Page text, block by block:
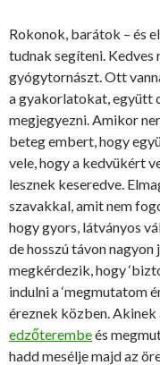
Rokonok, barátok – és
tudnak segíteni. Kedves
gyógytornászt. Ott
a gyakorlatokat, együtt
megjegyezni. Amikor
beteg embert, hogy
vele, hogy a kedvükért
lesznek keseredve.
szavakkal, amit nem
hogy gyors, látványos
de hosszú távon
megkérdezik, hogy
indulni a ‘megmutatom
éreznek közben.
edzőterembeés
hadd mesélje majd az